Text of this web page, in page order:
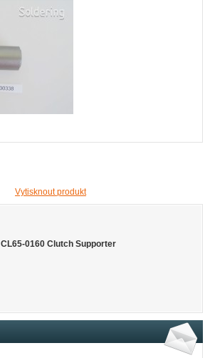
Vytisknout produkt
CL65-0160 Clutch Supporter